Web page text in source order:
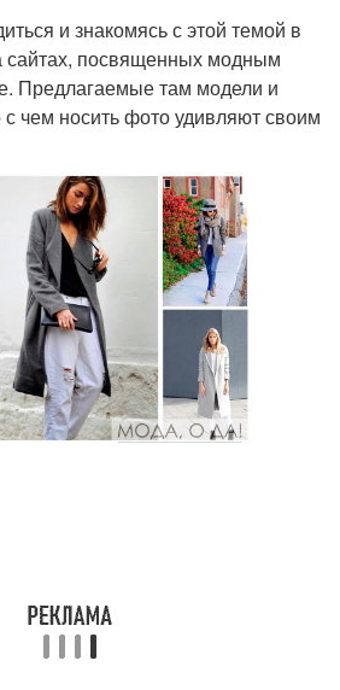
и знакомясь с этой темой в
сайтах, посвященных модным
Предлагаемые там модели и
чем носить фото удивляют своим